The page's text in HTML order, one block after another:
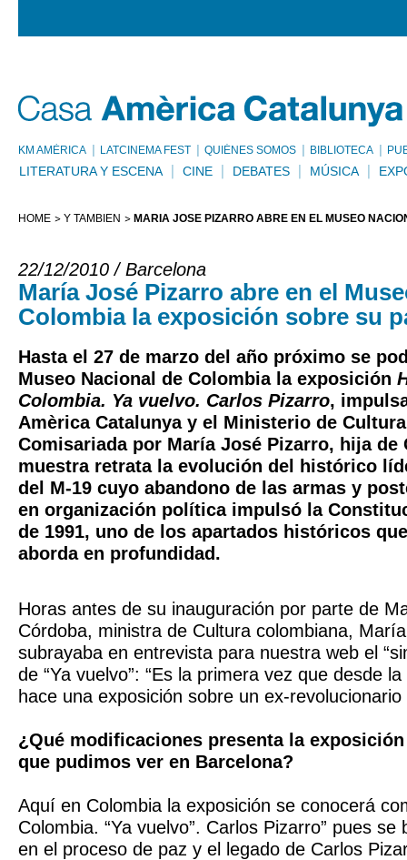
KM AMÈRICA LATCINEMA FEST QUIÉNES SOMOS BIBLIOTECA
LITERATURA Y ESCENA CINE DEBATES MÚSICA
HOME Y TAMBIÉN MARÍA JOSÉ PIZARRO ABRE EN EL MUSEO
22/12/2010 / Barcelona
María José Pizarro abre en el
Colombia la exposición sobre su
Hasta el 27 de marzo del año próximo se
Museo Nacional de Colombia la exposición
Colombia. Ya vuelvo. Carlos Pizarro,
Amèrica Catalunya y el Ministerio de
Comisariada por María José Pizarro, hija de
muestra retrata la evolución del histórico
del M-19 cuyo abandono de las armas y
en organización política impulsó la
de 1991, uno de los apartados históricos
aborda en profundidad.
Horas antes de su inauguración por parte de
Córdoba, ministra de Cultura colombiana,
subrayaba en entrevista para nuestra web el
de “Ya vuelvo”: “Es la primera vez que desde
hace una exposición sobre un ex-revolucionario
¿Qué modificaciones presenta la
que pudimos ver en Barcelona?
Aquí en Colombia la exposición se conocerá
Colombia. “Ya vuelvo”. Carlos Pizarro” pues
en el proceso de paz y el legado de Carlos